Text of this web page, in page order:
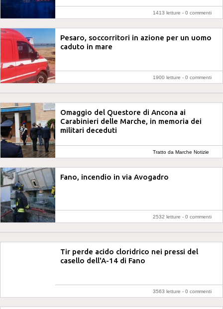
1413 letture - 0 commenti
Pesaro, soccorritori in azione per un uomo
caduto in mare
1900 letture - 0 commenti
Omaggio del Questore di Ancona ai
Carabinieri delle Marche, in memoria dei
militari deceduti
Tratto da Marche Notizie
Fano, incendio in via Avogadro
2532 letture - 0 commenti
Tir perde acido cloridrico nei pressi del
casello dell'A-14 di Fano
3563 letture - 0 commenti